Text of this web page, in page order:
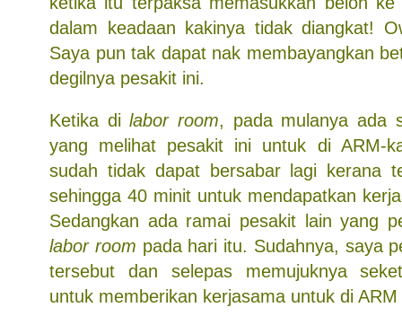
dalam keadaan kakinya tidak diangkat!
Saya pun tak dapat nak membayangkan
degilnya pesakit ini.
Ketika dilabor room, pada mulanya ada
yang melihat pesakit ini untuk di ARM-
sudah tidak dapat bersabar lagi kerana
sehingga 40 minit untuk mendapatkan
Sedangkan ada ramai pesakit lain yang
labor room pada hari itu. Sudahnya, saya
tersebut dan selepas memujuknya
untuk memberikan kerjasama untuk di